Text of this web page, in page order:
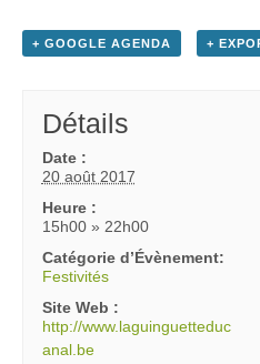
+ GOOGLE AGENDA +
Détails
Date :
20 août 2017
Heure :
15h00 » 22h00
Catégorie d’Évènement:
Festivités
Site Web :
http://www.laguinguetteduc
anal.be